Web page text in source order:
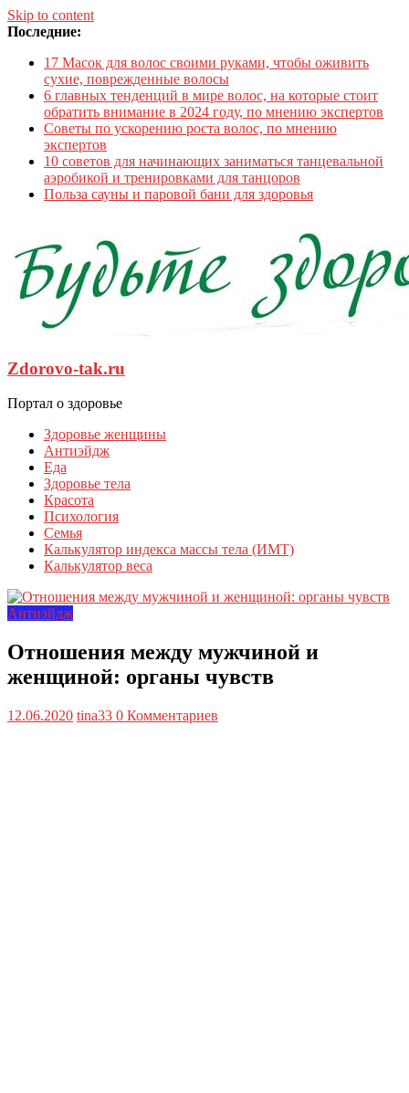
Skip to content
Последние:
17 Масок для волос своими руками, чтобы оживить
сухие, поврежденные волосы
6 главных тенденций в мире волос, на которые стоит
обратить внимание в 2024 году, по мнению экспертов
Советы по ускорению роста волос, по мнению
экспертов
10 советов для начинающих заниматься танцевальной
аэробикой и тренировками для танцоров
Польза сауны и паровой бани для здоровья
Zdorovo-tak.ru
Портал о здоровье
Здоровье женщины
Антиэйдж
Еда
Здоровье тела
Красота
Психология
Семья
Калькулятор индекса массы тела (ИМТ)
Калькулятор веса
Антиэйдж
Отношения между мужчиной и
женщиной: органы чувств
12.06.2020 tina33 0 Комментариев